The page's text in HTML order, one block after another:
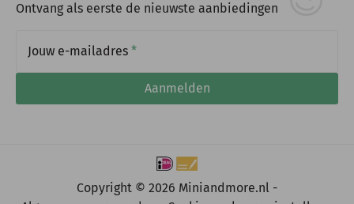
Ontvang als eerste de nieuwste aanbiedingen
Jouw e-mailadres *
Aanmelden
Copyright © 2026 Miniandmore.nl -